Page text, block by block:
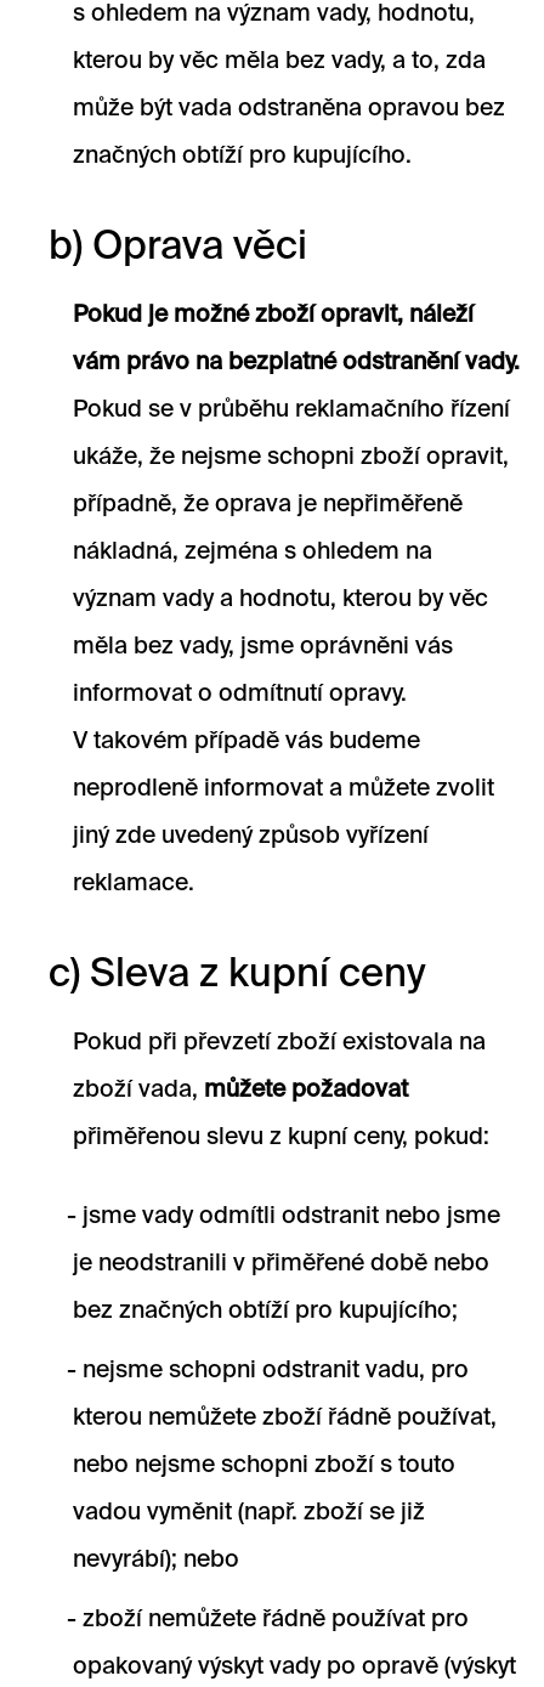
s ohledem na význam vady, hodnotu,
kterou by věc měla bez vady, a to, zda
může být vada odstraněna opravou bez
značných obtíží pro kupujícího.
b) Oprava věci
Pokud je možné zboží opravit, náleží
vám právo na bezplatné odstranění vady.
Pokud se v průběhu reklamačního řízení
ukáže, že nejsme schopni zboží opravit,
případně, že oprava je nepřiměřeně
nákladná, zejména s ohledem na
význam vady a hodnotu, kterou by věc
měla bez vady, jsme oprávněni vás
informovat o odmítnutí opravy.
V takovém případě vás budeme
neprodleně informovat a můžete zvolit
jiný zde uvedený způsob vyřízení
reklamace.
c) Sleva z kupní ceny
Pokud při převzetí zboží existovala na
zboží vada, můžete požadovat
přiměřenou slevu z kupní ceny, pokud:
jsme vady odmítli odstranit nebo jsme
je neodstranili v přiměřené době nebo
bez značných obtíží pro kupujícího;
nejsme schopni odstranit vadu, pro
kterou nemůžete zboží řádně používat,
nebo nejsme schopni zboží s touto
vadou vyměnit (např. zboží se již
nevyrábí); nebo
zboží nemůžete řádně používat pro
opakovaný výskyt vady po opravě (výskyt